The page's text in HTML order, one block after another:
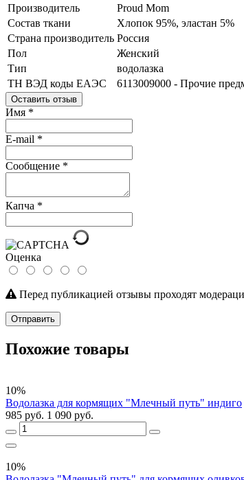
Производитель
Proud Mom
Состав ткани
Хлопок 95%, эластан 5%
Страна производитель Россия
Пол
Женский
Тип
водолазка
ТН ВЭД коды ЕАЭС
6113009000 - Прочие
Оставить отзыв
Имя *
E-mail *
Сообщение *
Капча *
Оценка
Перед публикацией отзывы проходят
Отправить
Похожие товары
10%
Водолазка для кормящих "Млечный путь" индиго
985 руб. 1 090 руб.
10%